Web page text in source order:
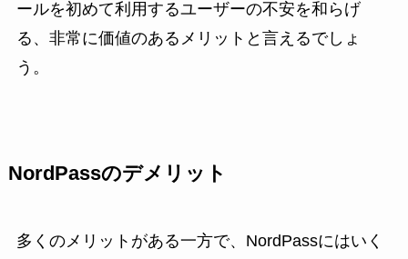
ールを初めて利用するユーザーの不安を和らげ
る、非常に価値のあるメリットと言えるでしょ
う。
NordPassのデメリット
多くのメリットがある一方で、NordPassにはいく